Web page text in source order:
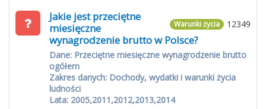
12349
Warunki życia
Jakie jest przeciętne
miesięczne
wynagrodzenie brutto w Polsce?
Dane: Przeciętne miesięczne wynagrodzenie brutto
ogółem
Zakres danych: Dochody, wydatki i warunki życia
ludności
Lata: 2005,2011,2012,2013,2014